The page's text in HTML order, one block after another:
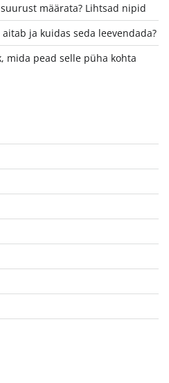
määrata? Lihtsad nipid
ja kuidas seda leevendada?
mida pead selle püha kohta